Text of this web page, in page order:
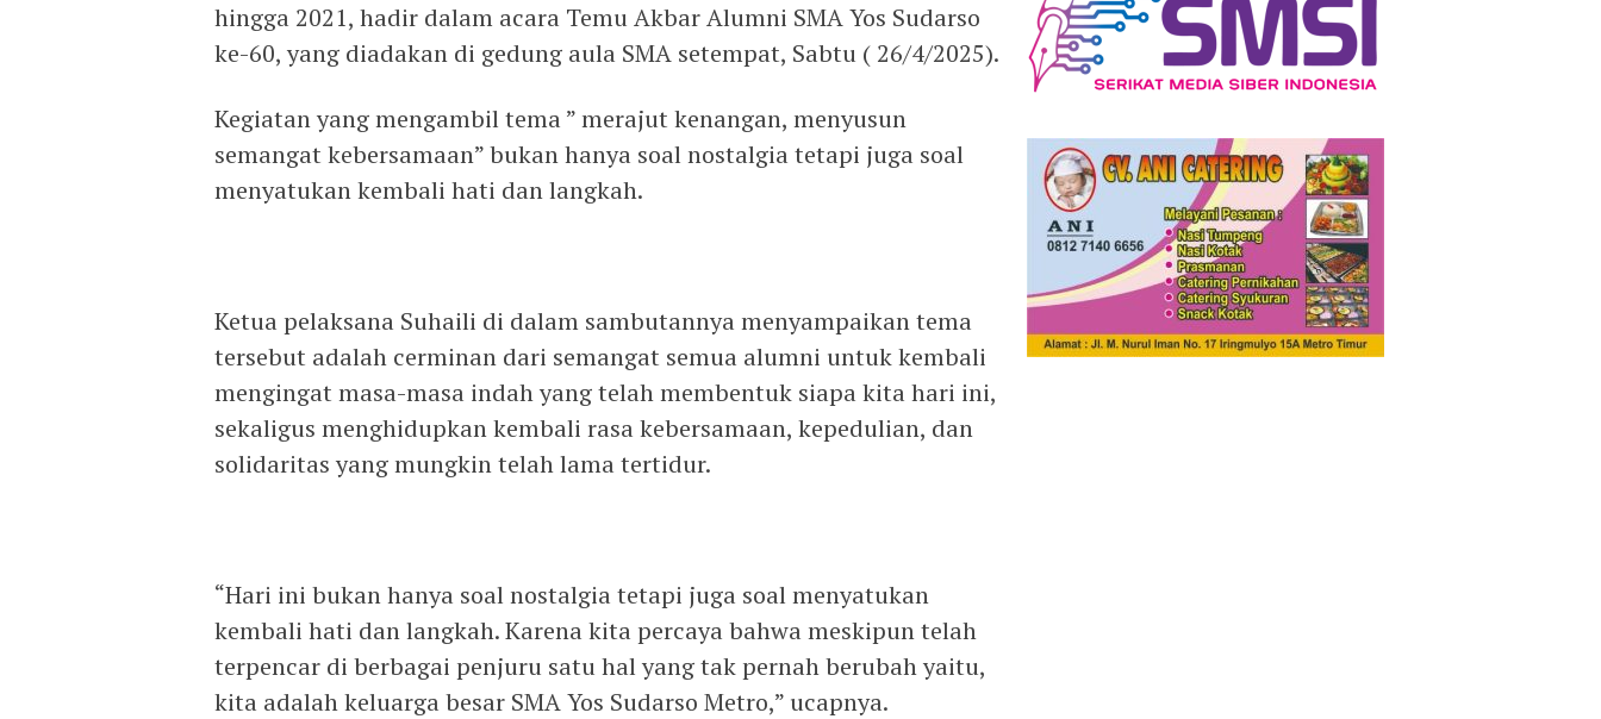
hingga 2021, hadir dalam acara Temu Akbar Alumni SMA Yos Sudarso
ke-60, yang diadakan di gedung aula SMA setempat, Sabtu ( 26/4/2025).
Kegiatan yang mengambil tema ” merajut kenangan, menyusun
semangat kebersamaan” bukan hanya soal nostalgia tetapi juga soal
menyatukan kembali hati dan langkah.
Ketua pelaksana Suhaili di dalam sambutannya menyampaikan tema
tersebut adalah cerminan dari semangat semua alumni untuk kembali
mengingat masa-masa indah yang telah membentuk siapa kita hari ini,
sekaligus menghidupkan kembali rasa kebersamaan, kepedulian, dan
solidaritas yang mungkin telah lama tertidur.
“Hari ini bukan hanya soal nostalgia tetapi juga soal menyatukan
kembali hati dan langkah. Karena kita percaya bahwa meskipun telah
terpencar di berbagai penjuru satu hal yang tak pernah berubah yaitu,
kita adalah keluarga besar SMA Yos Sudarso Metro,” ucapnya.